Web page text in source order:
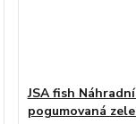
JSA fish
pogumovaná